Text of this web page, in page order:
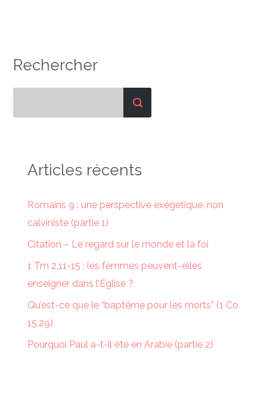
Rechercher
Articles récents
Romains 9 : une perspective exégétique, non
calviniste (partie 1)
Citation – Le regard sur le monde et la foi
1 Tm 2,11-15 : les femmes peuvent-elles
enseigner dans l’Église ?
Qu’est-ce que le “baptême pour les morts” (1 Co
15,29)
Pourquoi Paul a-t-il été en Arabie (partie 2)